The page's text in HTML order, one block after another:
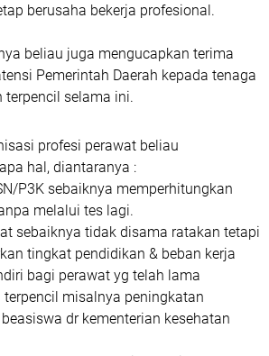
berusaha bekerja profesional.
beliau juga mengucapkan terima
Pemerintah Daerah kepada tenaga
terpencil selama ini.
profesi perawat beliau
hal, diantaranya :
P3K sebaiknya memperhitungkan
melalui tes lagi.
sebaiknya tidak disama ratakan tetapi
tingkat pendidikan & beban kerja
bagi perawat yg telah lama
misalnya peningkatan
dr kementerian kesehatan